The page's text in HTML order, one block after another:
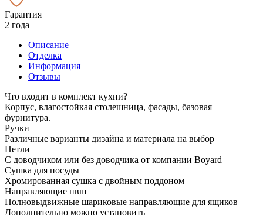
Гарантия
2 года
Описание
Отделка
Информация
Отзывы
Что входит в комплект кухни?
Корпус, влагостойкая столешница, фасады, базовая
фурнитура.
Ручки
Различные варианты дизайна и материала на выбор
Петли
С доводчиком или без доводчика от компании Boyard
Сушка для посуды
Хромированная сушка с двойным поддоном
Направляющие пвш
Полновыдвижные шариковые направляющие для ящиков
Дополнительно можно установить